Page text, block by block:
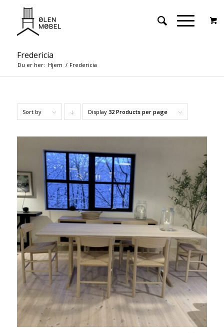
Fredericia
Du er her: Hjem / Fredericia
Sort by Click
products
descending
Display 32 Products per page